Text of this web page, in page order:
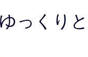
っくり